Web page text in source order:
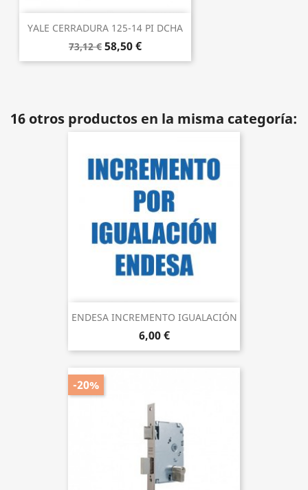
YALE CERRADURA 125-14 PI DCHA
73,12 € 58,50 €
16 otros productos en la misma categoría:
ENDESA INCREMENTO IGUALACIÓN
6,00 €
-20%